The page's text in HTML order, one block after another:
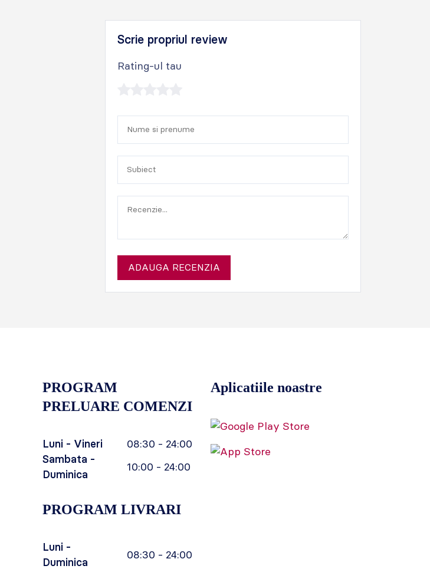
Scrie propriul review
Rating-ul tau
ADAUGA RECENZIA
PROGRAM
PRELUARE COMENZI
Luni - Vineri
08:30 - 24:00
Sambata -
Duminica
10:00 - 24:00
PROGRAM LIVRARI
Luni -
Duminica
08:30 - 24:00
Aplicatiile noastre